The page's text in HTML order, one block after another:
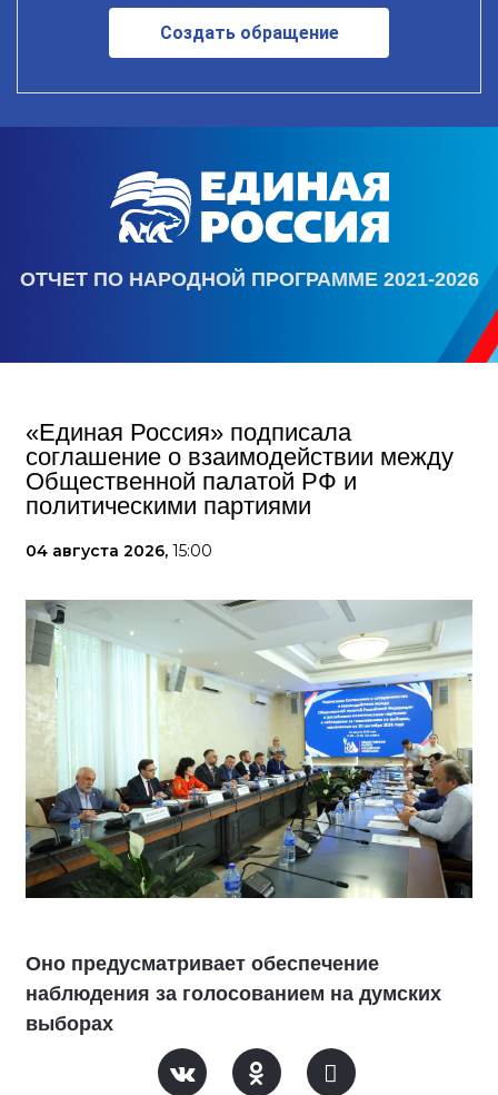
Создать обращение
ОТЧЕТ ПО НАРОДНОЙ ПРОГРАММЕ 2021-2026
«Единая Россия» подписала
соглашение о взаимодействии между
Общественной палатой РФ и
политическими партиями
04 августа 2026, 15:00
Оно предусматривает обеспечение
наблюдения за голосованием на думских
выборах